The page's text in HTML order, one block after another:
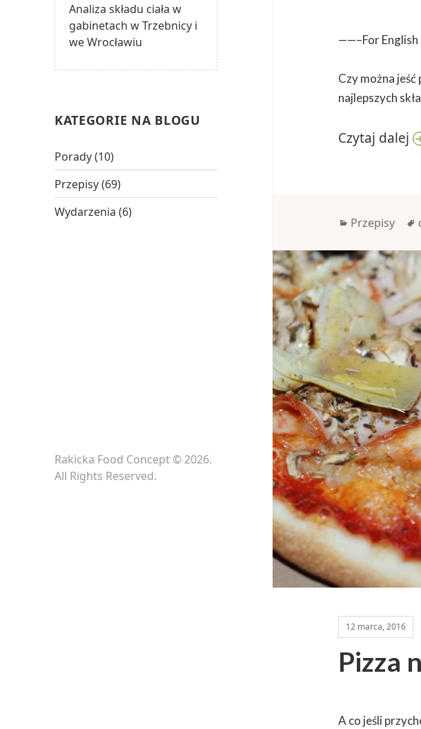
Analiza składu ciała w
gabinetach w Trzebnicy i
we Wrocławiu
KATEGORIE NA BLOGU
Porady(10)
Przepisy(69)
Wydarzenia (6)
Rakicka Food Concept © 2026.
All Rights Reserved.
——–For
Czy można jeść
najlepszych
Czytaj dalej
Kategorie
Przepisy
12 marca, 2016
Pizza
A co jeśli